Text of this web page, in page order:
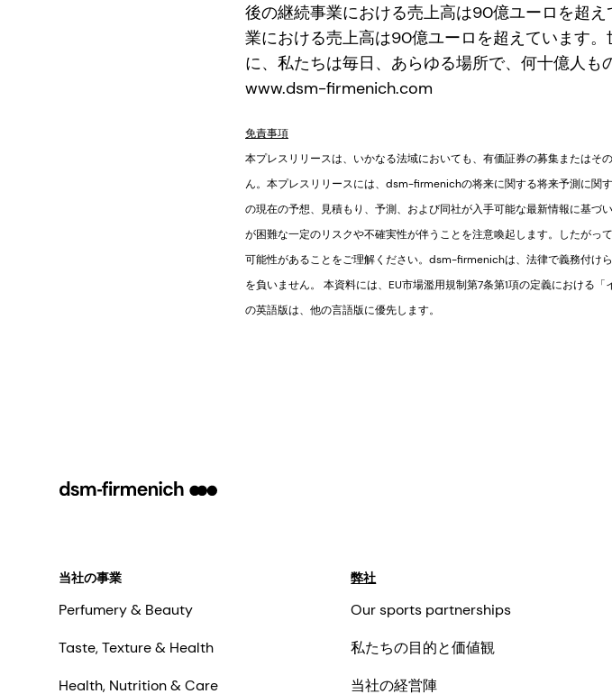
後の継続事業における売上高は90億ユーロを超
業における売上高は90億ユーロを超えています
に、私たちは毎日、あらゆる場所で、何十億人も
www.dsm-firmenich.com
免責事項
本プレスリリースは、いかなる法域においても、有価証券の募集または
ん。本プレスリリースには、dsm-firmenichの将来に関する将来予測に
の現在の予想、見積もり、予測、および同社が入手可能な最新情報に基
が困難な一定のリスクや不確実性が伴うことを注意喚起します。したが
可能性があることをご理解ください。dsm-firmenichは、法律で義務付け
を負いません。 本資料には、EU市場濫用規制第7条第1項の定義における
の英語版は、他の言語版に優先します。
当社の事業
Perfumery & Beauty
Taste, Texture & Health
Health, Nutrition & Care
弊社
Our sports partnerships
私たちの目的と価値観
当社の経営陣